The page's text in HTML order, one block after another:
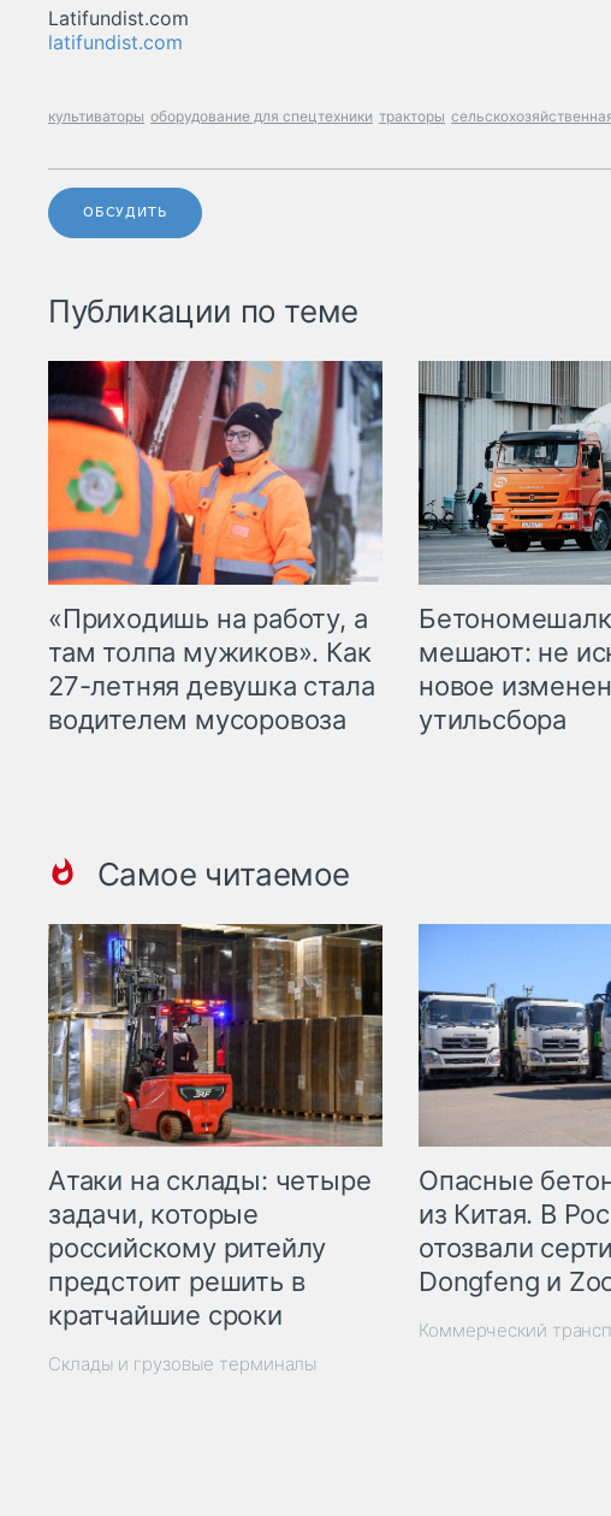
Latifundist.com
latifundist.com
культиваторы оборудование для спецтехники тракторы
ОБСУДИТЬ
Публикации по теме
«Приходишь на работу, а
там толпа мужиков». Как
27-летняя девушка стала
водителем мусоровоза
мешают: не
новое
утильсбора
Самое читаемое
Атаки на склады: четыре
задачи, которые
российскому ритейлу
предстоит решить в
кратчайшие сроки
Склады и грузовые терминалы
Опасные
из Китая. В
отозвали
Dongfeng и
Коммерческий